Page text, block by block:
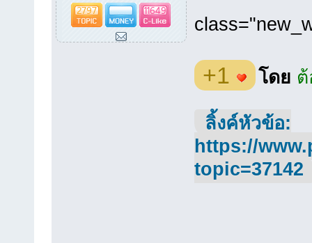
2797 11649
+1 โดย
ลิ้งค์หัวข้อ:
https://
topic=37142